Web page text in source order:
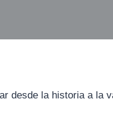
desde la historia a la